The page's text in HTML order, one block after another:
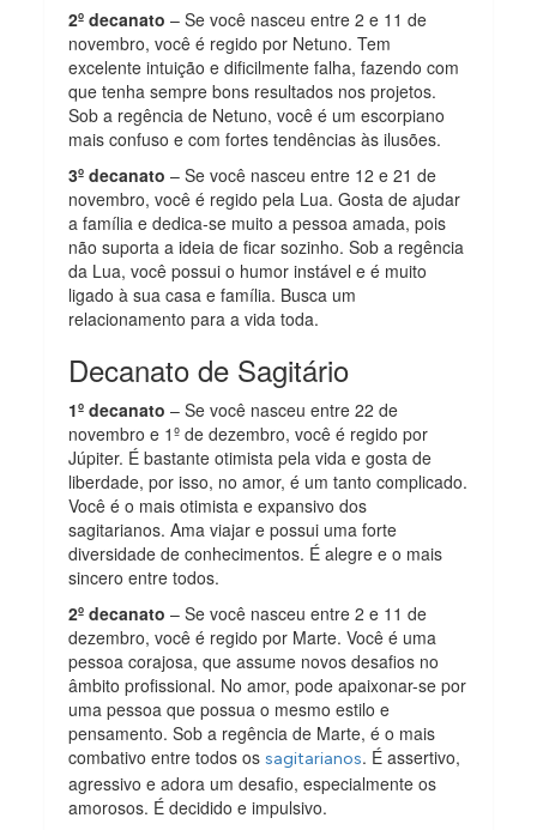
2º decanato – Se você nasceu entre 2 e 11 de
novembro, você é regido por Netuno. Tem
excelente intuição e dificilmente falha, fazendo com
que tenha sempre bons resultados nos projetos.
Sob a regência de Netuno, você é um escorpiano
mais confuso e com fortes tendências às ilusões.
3º decanato – Se você nasceu entre 12 e 21 de
novembro, você é regido pela Lua. Gosta de ajudar
a família e dedica-se muito a pessoa amada, pois
não suporta a ideia de ficar sozinho. Sob a regência
da Lua, você possui o humor instável e é muito
ligado à sua casa e família. Busca um
relacionamento para a vida toda.
Decanato de Sagitário
1º decanato – Se você nasceu entre 22 de
novembro e 1º de dezembro, você é regido por
Júpiter. É bastante otimista pela vida e gosta de
liberdade, por isso, no amor, é um tanto complicado.
Você é o mais otimista e expansivo dos
sagitarianos. Ama viajar e possui uma forte
diversidade de conhecimentos. É alegre e o mais
sincero entre todos.
2º decanato – Se você nasceu entre 2 e 11 de
dezembro, você é regido por Marte. Você é uma
pessoa corajosa, que assume novos desafios no
âmbito profissional. No amor, pode apaixonar-se por
uma pessoa que possua o mesmo estilo e
pensamento. Sob a regência de Marte, é o mais
combativo entre todos ossagitarianos. É assertivo,
agressivo e adora um desafio, especialmente os
amorosos. É decidido e impulsivo.